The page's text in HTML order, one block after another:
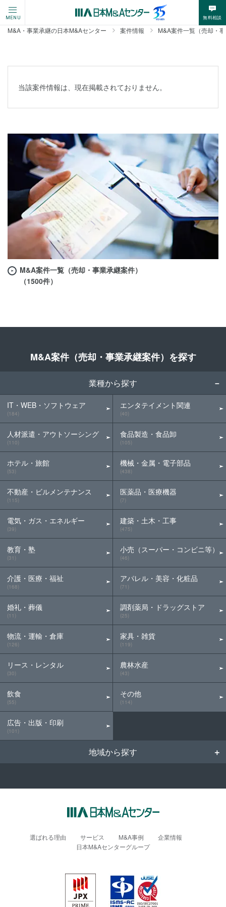
MENU 無料相談
M&A・事業承継の日本M&Aセンター 案件情報 M&A案件一覧（売却・
当該案件情報は、現在掲載されておりません。
M&A案件一覧（売却・事業承継案件）
（1500件）
M&A案件（売却・事業承継案件）を探す
業種から探す
IT・WEB・ソフトウェア
(184)
人材派遣・アウトソーシング
(110)
ホテル・旅館
(53)
不動産・ビルメンテナンス
(115)
電気・ガス・エネルギー
(39)
教育・塾
(31)
介護・医療・福祉
(168)
婚礼・葬儀
(11)
物流・運輸・倉庫
(126)
リース・レンタル
(30)
飲食
(55)
広告・出版・印刷
(101)
エンタテイメント関連
(40)
食品製造・食品卸
(105)
機械・金属・電子部品
(438)
医薬品・医療機器
(7)
建築・土木・工事
(475)
小売（スーパー・コンビニ等）
(46)
アパレル・美容・化粧品
(71)
調剤薬局・ドラッグストア
(25)
家具・雑貨
(119)
農林水産
(43)
その他
(114)
地域から探す
選ばれる理由 サービス M&A事例
企業情報
日本M&Aセンターグループ